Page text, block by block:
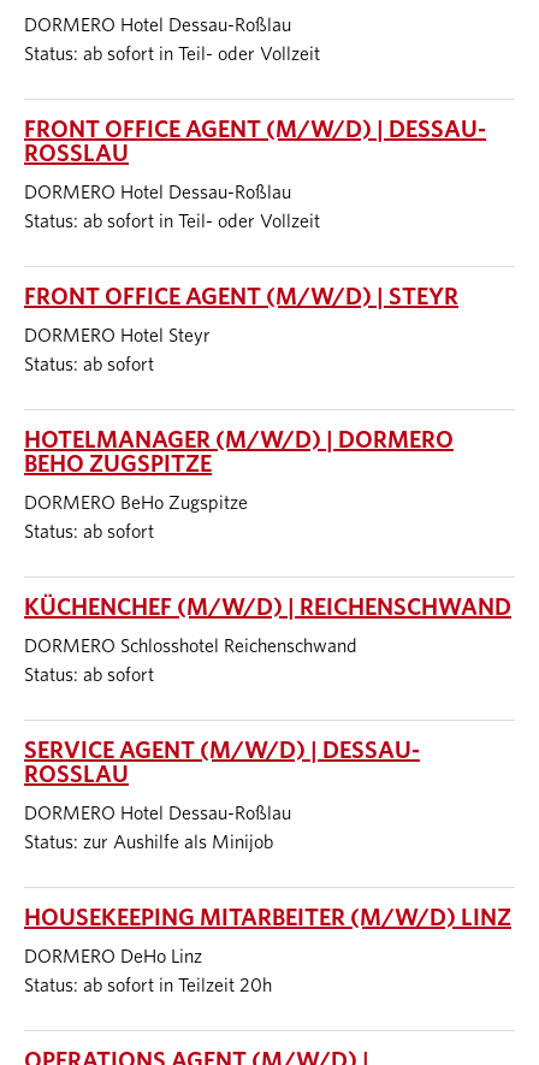
DORMERO Hotel Dessau-Roßlau
Status: ab sofort in Teil- oder Vollzeit
FRONT OFFICE AGENT (M/W/D) | DESSAU-
ROSSLAU
DORMERO Hotel Dessau-Roßlau
Status: ab sofort in Teil- oder Vollzeit
FRONT OFFICE AGENT (M/W/D) | STEYR
DORMERO Hotel Steyr
Status: ab sofort
HOTELMANAGER (M/W/D) | DORMERO
BEHO ZUGSPITZE
DORMERO BeHo Zugspitze
Status: ab sofort
KÜCHENCHEF (M/W/D) | REICHENSCHWAND
DORMERO Schlosshotel Reichenschwand
Status: ab sofort
SERVICE AGENT (M/W/D) | DESSAU-
ROSSLAU
DORMERO Hotel Dessau-Roßlau
Status: zur Aushilfe als Minijob
HOUSEKEEPING MITARBEITER (M/W/D) LINZ
DORMERO DeHo Linz
Status: ab sofort in Teilzeit 20h